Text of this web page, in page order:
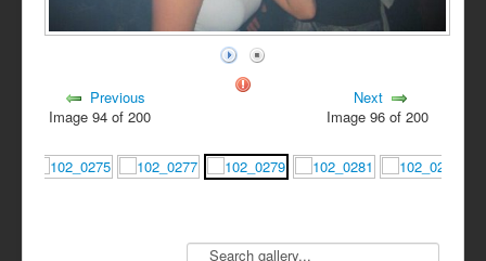
Previous
Image 94 of 200
Next
Image 96 of 200